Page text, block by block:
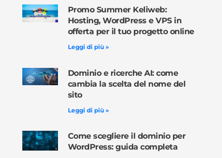
Promo Summer Keliweb:
Hosting, WordPress e VPS in
offerta per il tuo progetto online
Leggi di più »
Dominio e ricerche AI: come
cambia la scelta del nome del
sito
Leggi di più »
Come scegliere il dominio per
WordPress: guida completa